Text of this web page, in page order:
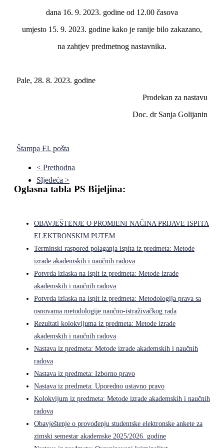
dana 16. 9. 2023. godine od 12.00 časova
umjesto 15. 9. 2023. godine kako je ranije bilo zakazano,
na zahtjev predmetnog nastavnika.
Pale, 28. 8. 2023. godine
Prodekan za nastavu
Doc. dr Sanja Golijanin
Štampa El. pošta
< Prethodna
Sljedeća >
Oglasna tabla PS Bijeljina:
OBAVJEŠTENJE O PROMJENI NAČINA PRIJAVE ISPITA
ELEKTRONSKIM PUTEM
Terminski raspored polaganja ispita iz predmeta: Metode
izrade akademskih i naučnih radova
Potvrda izlaska na ispit iz predmeta: Metode izrade
akademskih i naučnih radova
Potvrda izlaska na ispit iz predmeta: Metodologija prava sa
osnovama metodologije naučno-istraživačkog rada
Rezultati kolokvijuma iz predmeta: Metode izrade
akademskih i naučnih radova
Nastava iz predmeta: Metode izrade akademskih i naučnih
radova
Nastava iz predmeta: Izborno pravo
Nastava iz predmeta: Uporedno ustavno pravo
Kolokvijum iz predmeta: Metode izrade akademskih i naučnih
radova
Obavještenje o provođenju studentske elektronske ankete za
zimski semestar akademske 2025/2026. godine